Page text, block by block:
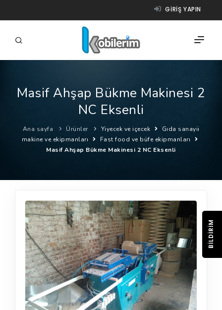
GIRIŞ YAPIN
FIRMALAR
ÜRÜNLER
NASIL ÇALIŞIR?
YARDIM
Masif Ahşap Bükme Makinesi 2
NC Eksenli
Ana sayfa Ürünler Yiyecek ve içecek
Gıda sanayii
makine ve ekipmanları
Fast food ve büfe ekipmanları
Masif Ahşap Bükme Makinesi 2 NC Eksenli
BILDIRIM